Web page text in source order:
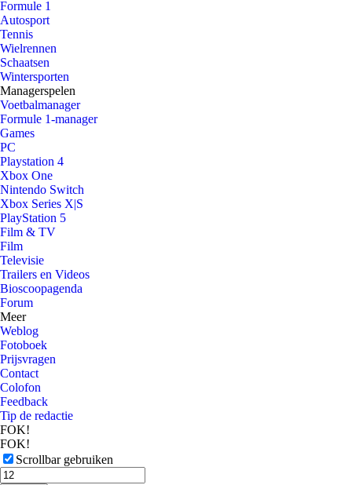
Formule 1
Autosport
Tennis
Wielrennen
Schaatsen
Wintersporten
Managerspelen
Voetbalmanager
Formule 1-manager
Games
PC
Playstation 4
Xbox One
Nintendo Switch
Xbox Series X|S
PlayStation 5
Film & TV
Film
Televisie
Trailers en Videos
Bioscoopagenda
Forum
Meer
Weblog
Fotoboek
Prijsvragen
Contact
Colofon
Feedback
Tip de redactie
FOK!
FOK!
Scrollbar gebruiken